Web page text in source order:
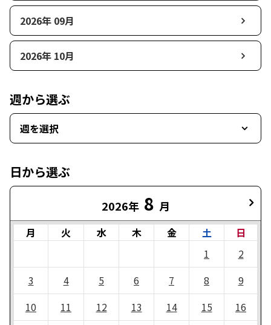
2026年 09月
2026年 10月
週から選ぶ
週を選択
日から選ぶ
2026年 8 月
月 火 水 木 金 土
日
1
2
3
4 5 6 7 8
9
10
11 12 13 14 15
16